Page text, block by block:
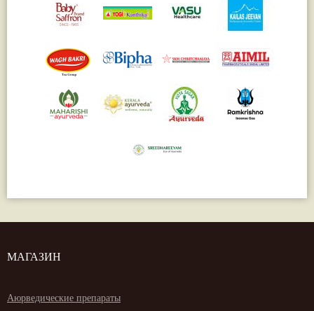
МАГАЗИН
Аюрведические препараты